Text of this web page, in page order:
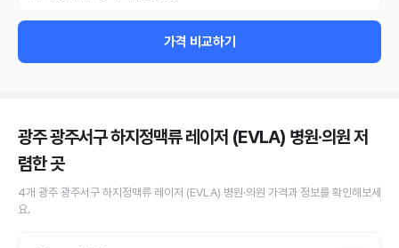
가격 비교하기
광주 광주서구 하지정맥류 레이저 (EVLA) 병원·의원저
렴한 곳
4개 광주 광주서구 하지정맥류 레이저 (EVLA) 병원·의원 가격과 정보를 확인해보세
요.